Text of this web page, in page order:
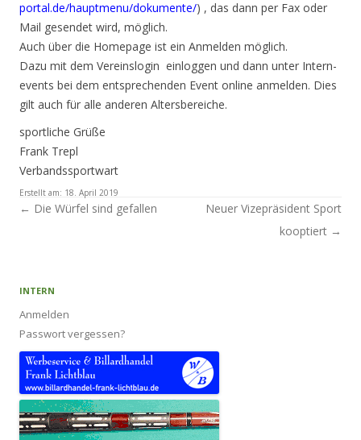
portal.de/hauptmenu/dokumente/) , das dann per Fax oder
Mail gesendet wird, möglich.
Auch über die Homepage ist ein Anmelden möglich.
Dazu mit dem Vereinslogin einloggen und dann unter Intern-
events bei dem entsprechenden Event online anmelden. Dies
gilt auch für alle anderen Altersbereiche.
sportliche Grüße
Frank Trepl
Verbandssportwart
Erstellt am: 18. April 2019
Artikel-Navigation
← Die Würfel sind gefallen
Neuer Vizepräsident Sport
kooptiert →
INTERN
Anmelden
Passwort vergessen?